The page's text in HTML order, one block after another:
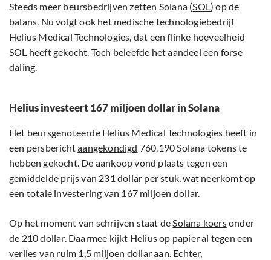
Steeds meer beursbedrijven zetten Solana (SOL) op de
balans. Nu volgt ook het medische technologiebedrijf
Helius Medical Technologies, dat een flinke hoeveelheid
SOL heeft gekocht. Toch beleefde het aandeel een forse
daling.
Helius investeert 167 miljoen dollar in Solana
Het beursgenoteerde Helius Medical Technologies heeft in
een persberichtaangekondigd 760.190 Solana tokens te
hebben gekocht. De aankoop vond plaats tegen een
gemiddelde prijs van 231 dollar per stuk, wat neerkomt op
een totale investering van 167 miljoen dollar.
Op het moment van schrijven staat deSolana koersonder
de 210 dollar. Daarmee kijkt Helius op papier al tegen een
verlies van ruim 1,5 miljoen dollar aan. Echter,